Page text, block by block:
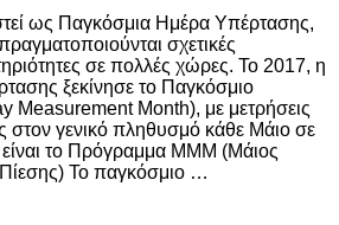
ως Παγκόσμια Ημέρα Υπέρτασης,
σχετικές
σε πολλές χώρες. Το 2017, η
ξεκίνησε το Παγκόσμιο
Month), με μετρήσεις
στον γενικό πληθυσμό κάθε Μάιο σε
το Πρόγραμμα ΜΜΜ (Μάιος
Το παγκόσμιο …